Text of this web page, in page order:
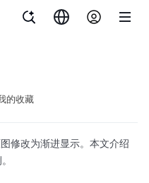
的收藏
修改为渐进显示。本文介绍